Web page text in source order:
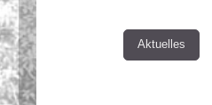
Aktuelles